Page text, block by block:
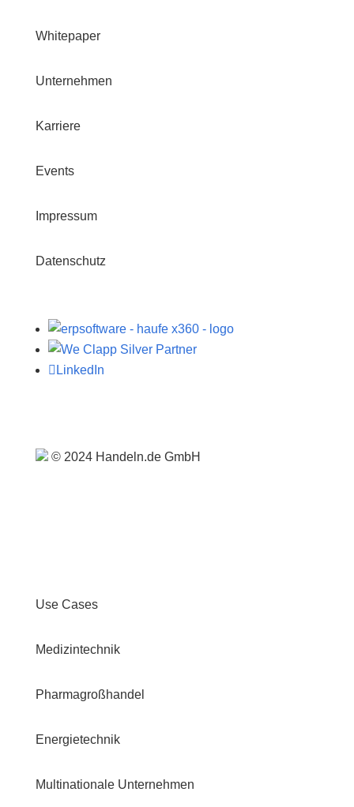
Whitepaper
Unternehmen
Karriere
Events
Impressum
Datenschutz
 LinkedIn
© 2024 Handeln.de GmbH
Use Cases
Medizintechnik
Pharmagroßhandel
Energietechnik
Multinationale Unternehmen